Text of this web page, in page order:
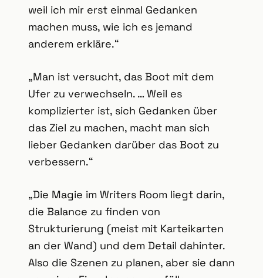
weil ich mir erst einmal Gedanken
machen muss, wie ich es jemand
anderem erkläre.“
„Man ist versucht, das Boot mit dem
Ufer zu verwechseln. … Weil es
komplizierter ist, sich Gedanken über
das Ziel zu machen, macht man sich
lieber Gedanken darüber das Boot zu
verbessern.“
„Die Magie im Writers Room liegt darin,
die Balance zu finden von
Strukturierung (meist mit Karteikarten
an der Wand) und dem Detail dahinter.
Also die Szenen zu planen, aber sie dann